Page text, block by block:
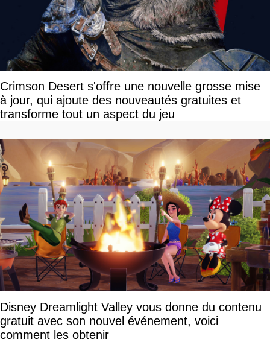
Crimson Desert s'offre une nouvelle grosse mise
à jour, qui ajoute des nouveautés gratuites et
transforme tout un aspect du jeu
Disney Dreamlight Valley vous donne du contenu
gratuit avec son nouvel événement, voici
comment les obtenir